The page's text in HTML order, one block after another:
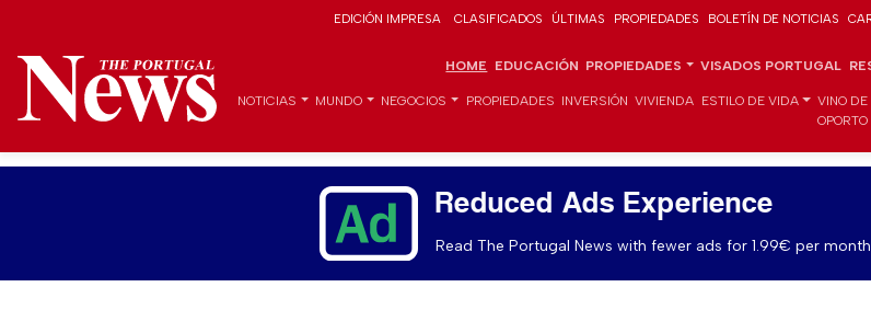
EDICIÓN IMPRESA CLASIFICADOS ÚLTIMAS PROPIEDADES BOLETÍN DE NOTICIAS
HOME EDUCACIÓN PROPIEDADES VISADOS PORTUGAL
NOTICIAS MUNDO NEGOCIOS PROPIEDADES INVERSIÓN VIVIENDA ESTILO DE VIDA
VINO DE
OPORTO
Reduced Ads Experience
Read The Portugal News with fewer ads for 1.99€ per